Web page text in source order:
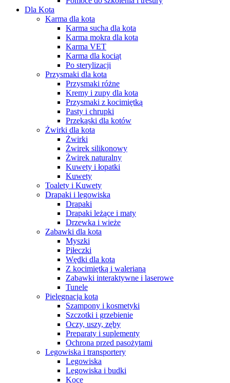
Dla Kota
Karma dla kota
Karma sucha dla kota
Karma mokra dla kota
Karma VET
Karma dla kociąt
Po sterylizacji
Przysmaki dla kota
Przysmaki różne
Kremy i zupy dla kota
Przysmaki z kocimiętką
Pasty i chrupki
Przekąski dla kotów
Żwirki dla kota
Żwirki
Żwirek silikonowy
Żwirek naturalny
Kuwety i łopatki
Kuwety
Toalety i Kuwety
Drapaki i legowiska
Drapaki
Drapaki leżące i maty
Drzewka i wieże
Zabawki dla kota
Myszki
Piłeczki
Wędki dla kota
Z kocimiętką i walerianą
Zabawki interaktywne i laserowe
Tunele
Pielęgnacja kota
Szampony i kosmetyki
Szczotki i grzebienie
Oczy, uszy, zęby
Preparaty i suplementy
Ochrona przed pasożytami
Legowiska i transportery
Legowiska
Legowiska i budki
Koce